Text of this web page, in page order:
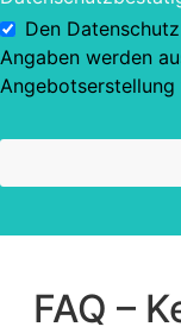
Den
Angaben werden
Angebotserstellung
should
FAQ –